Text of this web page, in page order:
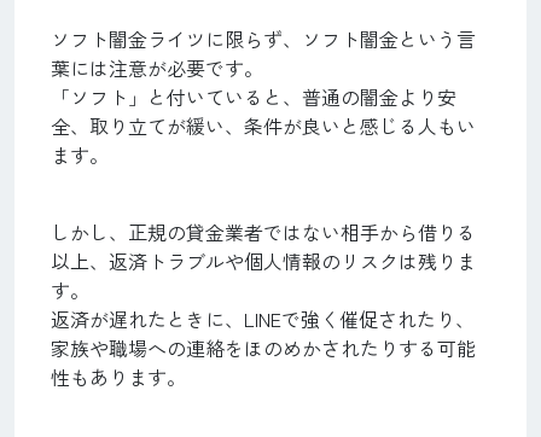
ソフト闇金ライツに限らず、ソフト闇金という言
葉には注意が必要です。
「ソフト」と付いていると、普通の闇金より安
全、取り立てが緩い、条件が良いと感じる人もい
ます。
しかし、正規の貸金業者ではない相手から借りる
以上、返済トラブルや個人情報のリスクは残りま
す。
返済が遅れたときに、LINEで強く催促されたり、
家族や職場への連絡をほのめかされたりする可能
性もあります。